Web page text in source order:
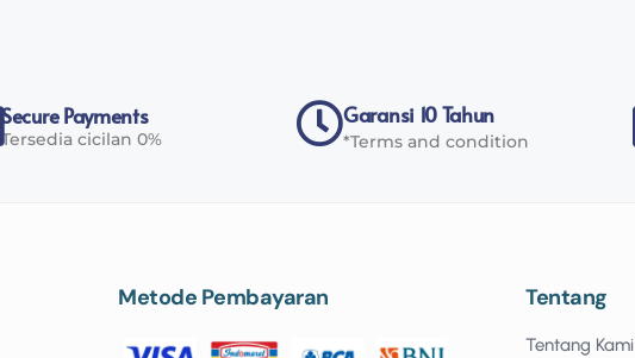
Secure Payments
Tersedia cicilan 0%
Garansi 10 Tahun
*Terms and condition
Metode Pembayaran Tentang
Tentang Kami